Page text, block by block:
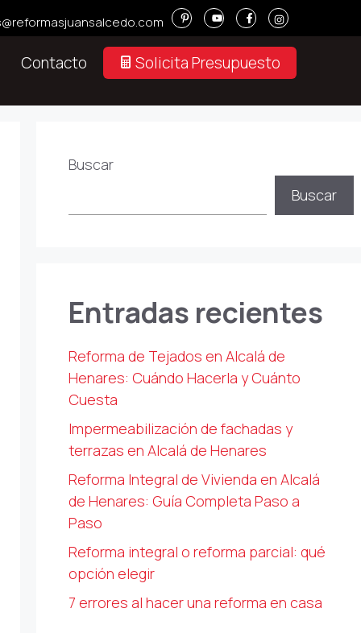
Contacto Solicita Presupuesto
Buscar
Buscar
Entradas recientes
Reforma de Tejados en Alcalá de
Henares: Cuándo Hacerla y Cuánto
Cuesta
Impermeabilización de fachadas y
terrazas en Alcalá de Henares
Reforma Integral de Vivienda en Alcalá
de Henares: Guía Completa Paso a
Paso
Reforma integral o reforma parcial: qué
opción elegir
7 errores al hacer una reforma en casa